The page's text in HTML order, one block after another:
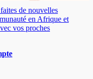
de nouvelles
en Afrique et
vos proches